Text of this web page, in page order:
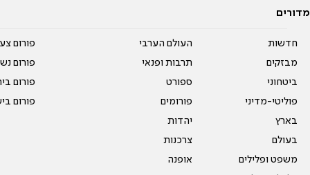
מדורים
חדשות
מבזקים
ביטחוני
פוליטי-מדיני
בארץ
בעולם
משפט ופלילים
העולם הערבי
תרבות ופנאי
ספורט
פורומים
יהדות
צרכנות
אופנה
פורום
פורום
פורום
פורום